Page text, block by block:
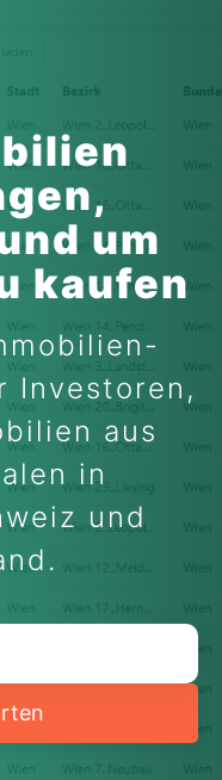
um
kaufen
Investoren,
aus
in
und